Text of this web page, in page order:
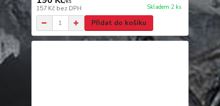
157 Kč bez DPH Skladem 2 ks
Přidat do košíku